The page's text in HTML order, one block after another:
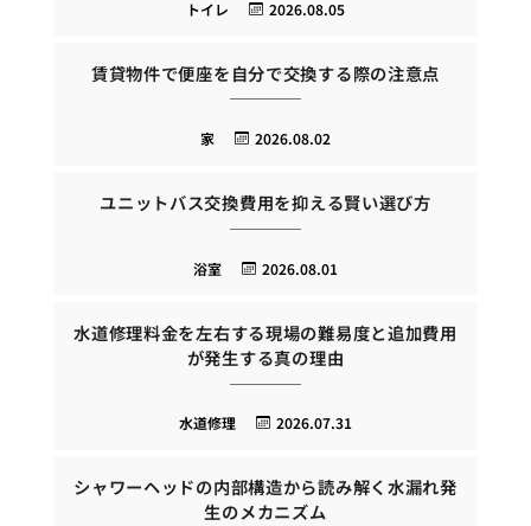
2026.08.05
トイレ
賃貸物件で便座を自分で交換する際の注意点
2026.08.02
家
ユニットバス交換費用を抑える賢い選び方
2026.08.01
浴室
水道修理料金を左右する現場の難易度と追加費用
が発生する真の理由
2026.07.31
水道修理
シャワーヘッドの内部構造から読み解く水漏れ発
生のメカニズム